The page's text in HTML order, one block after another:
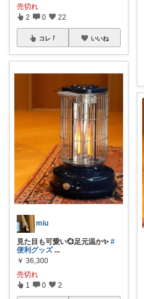
売切れ
2 0 22
コレ いいね
miu
見た目も可愛い💞足元温か✨ #
便利グッズ ...
￥ 36,300
売切れ
1 0 2